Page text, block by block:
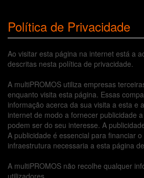
Política de Privacidade
Ao visitar esta página na internet está a
descritas nesta política de privacidade.
A multiPROMOS utiliza empresas
enquanto visita esta página. Essas
informação acerca da sua visita a esta e
internet de modo a fornecer publicidade
podem ser do seu interesse. A
A publicidade é essencial para financiar
infraestrutura necessaria a esta página
A multiPROMOS não recolhe qualquer
utilizadores.